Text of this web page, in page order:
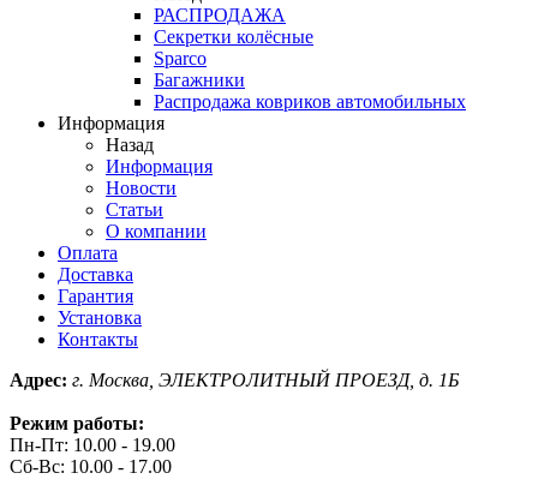
РАСПРОДАЖА
Секретки колёсные
Sparco
Багажники
Распродажа ковриков автомобильных
Информация
Назад
Информация
Новости
Статьи
О компании
Оплата
Доставка
Гарантия
Установка
Контакты
Адрес: г. Москва, ЭЛЕКТРОЛИТНЫЙ ПРОЕЗД, д. 1Б
Режим работы:
Пн-Пт: 10.00 - 19.00
Сб-Вс: 10.00 - 17.00